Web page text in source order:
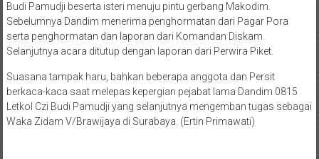
Budi Pamudji beserta isteri menuju pintu gerbang Makodim.
Sebelumnya Dandim menerima penghormatan dari Pagar Pora
serta penghormatan dan laporan dari Komandan Diskam.
Selanjutnya acara ditutup dengan laporan dari Perwira Piket.
Suasana tampak haru, bahkan beberapa anggota dan Persit
berkaca-kaca saat melepas kepergian pejabat lama Dandim 0815
Letkol Czi Budi Pamudji yang selanjutnya mengemban tugas sebagai
Waka Zidam V/Brawijaya di Surabaya. (Ertin Primawati)